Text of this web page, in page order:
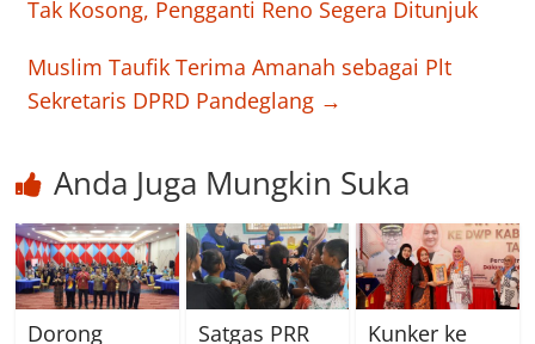
Tak Kosong, Pengganti Reno Segera Ditunjuk
Muslim Taufik Terima Amanah sebagai Plt
Sekretaris DPRD Pandeglang →
Anda Juga Mungkin Suka
Dorong
Satgas PRR
Kunker ke